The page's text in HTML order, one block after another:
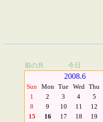
前の月 今日
2008.6
Sun Mon Tue Wed Thu
1
2 3 4 5
8
9 10 11 12
15
16 17 18 19